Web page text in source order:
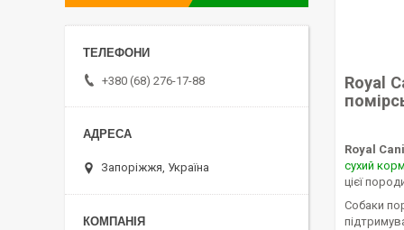
Royal
Royal
сухий
цієї
Собаки
+380 (68) 276-17-88
Запоріжжя, Україна